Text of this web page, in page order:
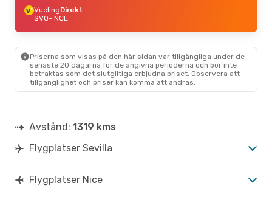
VuelingDirekt
SVQ- NCE
Priserna som visas på den här sidan var tillgängliga under de
senaste 20 dagarna för de angivna perioderna och bör inte
betraktas som det slutgiltiga erbjudna priset. Observera att
tillgänglighet och priser kan komma att ändras.
Avstånd: 1319 kms
Flygplatser Sevilla
Flygplatser Nice